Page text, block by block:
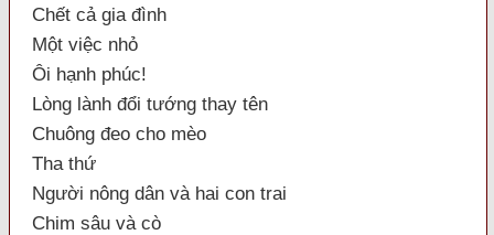
Chết cả gia đình
Một việc nhỏ
Ôi hạnh phúc!
Lòng lành đổi tướng thay tên
Chuông đeo cho mèo
Tha thứ
Người nông dân và hai con trai
Chim sâu và cò